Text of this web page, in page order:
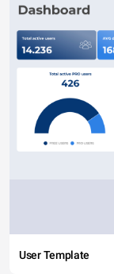
User Template